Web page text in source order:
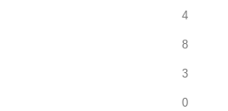
4
8
3
0